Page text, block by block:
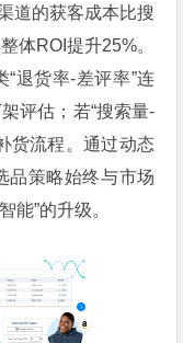
道的获客成本比搜
体ROI提升25%。
“退货率-差评率”连
评估；若“搜索量-
货流程。通过动态
品策略始终与市场
能”的升级。